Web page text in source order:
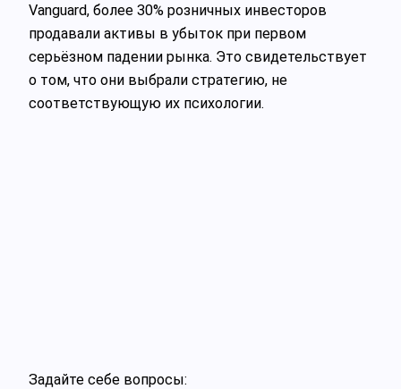
Vanguard, более 30% розничных инвесторов
продавали активы в убыток при первом
серьёзном падении рынка. Это свидетельствует
о том, что они выбрали стратегию, не
соответствующую их психологии.
Задайте себе вопросы: